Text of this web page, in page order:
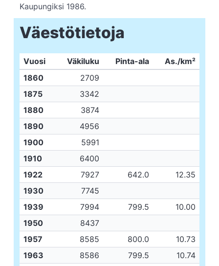
Kaupungiksi 1986.
Väestötietoja
Vuosi Väkiluku Pinta-ala
As./km²
1860
2709
1875
3342
1880
3874
1890
4956
1900
5991
1910
6400
1922
7927 642.0
12.35
1930
7745
1939
7994 799.5
10.00
1950
8437
1957
8585 800.0
10.73
1963
8586 799.5
10.74